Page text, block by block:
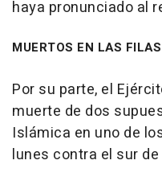
haya pronunciado al
MUERTOS EN LAS
Por su parte, el
muerte de dos
Islámica en uno de
lunes contra el sur